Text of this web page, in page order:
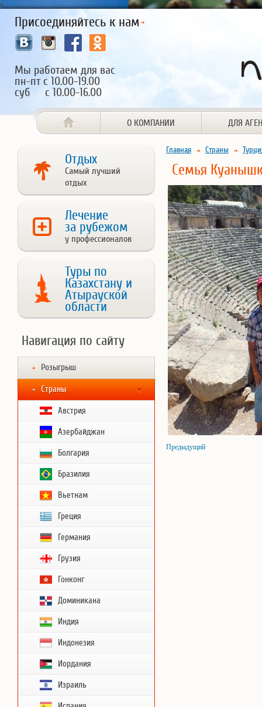
<
Присоединяйтесь к нам
Мы работаем для вас
пн-пт с 10.00-19.00
суб с 10.00-16.00
О КОМПАНИИ ДЛЯ
Отдых
Самый лучший
отдых
Лечение
за рубежом
у профессионалов
Туры по
Казахстану и
Атырауской
области
Навигация по сайту
Розыгрыш
Страны
Австрия
Азербайджан
Болгария
Бразилия
Вьетнам
Греция
Германия
Грузия
Гонконг
Доминикана
Индия
Индонезия
Иордания
Израиль
Главная Страны
Семья
Предыдущий